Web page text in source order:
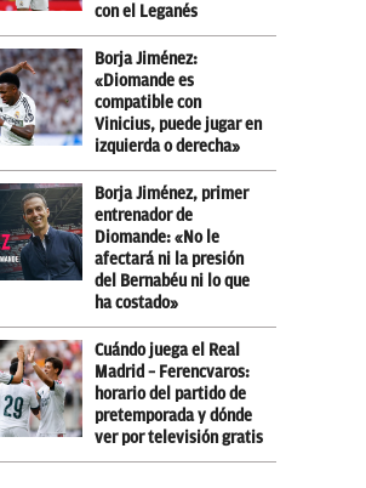
con el Leganés
Borja Jiménez:
«Diomande es
compatible con
Vinicius, puede jugar en
izquierda o derecha»
Borja Jiménez, primer
entrenador de
Diomande: «No le
afectará ni la presión
del Bernabéu ni lo que
ha costado»
Cuándo juega el Real
Madrid – Ferencvaros:
horario del partido de
pretemporada y dónde
ver por televisión gratis